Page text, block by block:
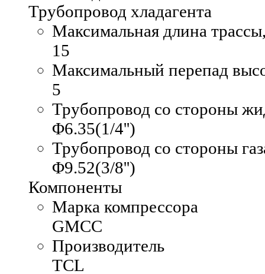
Трубопровод хладагента
Максимальная длина
15
Максимальный перепад
5
Трубопровод со стороны
Φ6.35(1/4'')
Трубопровод со стороны
Φ9.52(3/8'')
Компоненты
Марка компрессора
GMCC
Производитель
TCL